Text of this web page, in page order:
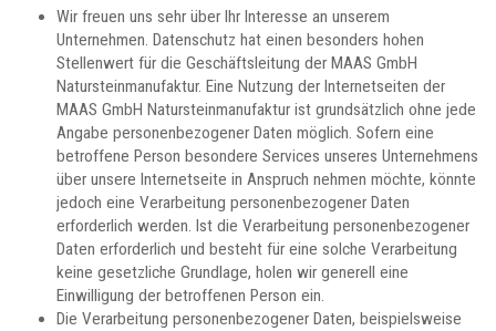
Wir freuen uns sehr über Ihr Interesse an unserem
Unternehmen. Datenschutz hat einen besonders hohen
Stellenwert für die Geschäftsleitung der MAAS GmbH
Natursteinmanufaktur. Eine Nutzung der Internetseiten der
MAAS GmbH Natursteinmanufaktur ist grundsätzlich ohne jede
Angabe personenbezogener Daten möglich. Sofern eine
betroffene Person besondere Services unseres Unternehmens
über unsere Internetseite in Anspruch nehmen möchte, könnte
jedoch eine Verarbeitung personenbezogener Daten
erforderlich werden. Ist die Verarbeitung personenbezogener
Daten erforderlich und besteht für eine solche Verarbeitung
keine gesetzliche Grundlage, holen wir generell eine
Einwilligung der betroffenen Person ein.
Die Verarbeitung personenbezogener Daten, beispielsweise